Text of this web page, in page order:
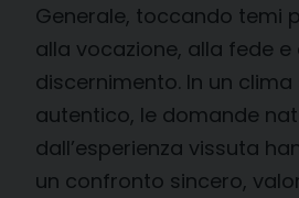
Generale, toccando temi
alla vocazione, alla fede e
discernimento. In un clima
autentico, le domande
dall’esperienza vissuta
un confronto sincero,